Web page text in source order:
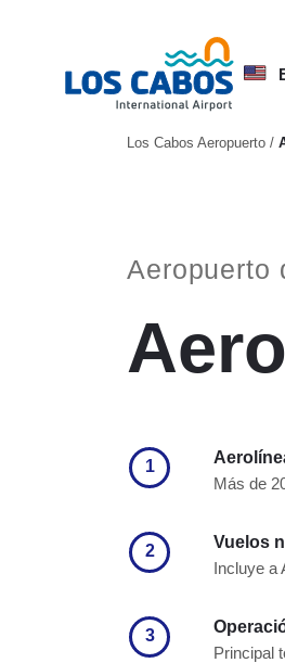
Los Cabos Aeropuerto /
Aeropuerto
1
Más de
2
Vuelos
Incluye a
3
Principal